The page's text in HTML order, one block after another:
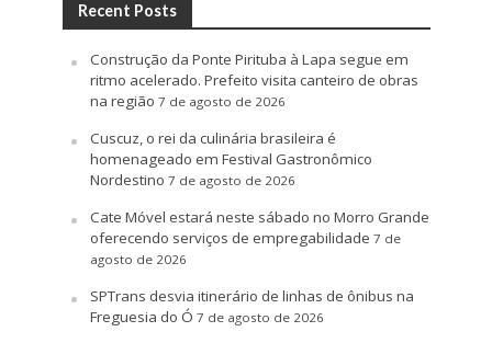
Recent Posts
Construção da Ponte Pirituba à Lapa segue em
ritmo acelerado. Prefeito visita canteiro de obras
na região 7 de agosto de 2026
Cuscuz, o rei da culinária brasileira é
homenageado em Festival Gastronômico
Nordestino 7 de agosto de 2026
Cate Móvel estará neste sábado no Morro Grande
oferecendo serviços de empregabilidade 7 de
agosto de 2026
SPTrans desvia itinerário de linhas de ônibus na
Freguesia do Ó 7 de agosto de 2026